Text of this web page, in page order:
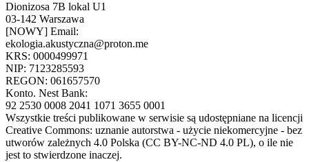
Dionizosa 7B lokal U1
03-142 Warszawa
[NOWY] Email:
ekologia.akustyczna@proton.me
KRS: 0000499971
NIP: 7123285593
REGON: 061657570
Konto. Nest Bank:
92 2530 0008 2041 1071 3655 0001
Wszystkie treści publikowane w serwisie są udostępniane na licencji
Creative Commons: uznanie autorstwa - użycie niekomercyjne - bez
utworów zależnych 4.0 Polska (CC BY-NC-ND 4.0 PL), o ile nie
jest to stwierdzone inaczej.